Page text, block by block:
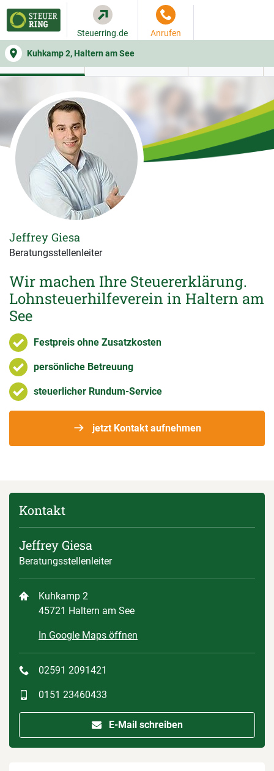
Kuhkamp 2, Haltern am See
Steuerring.de Anrufen
WER SIE BERÄT BEITRAGSRECHNER
Wir machen Ihre Steuererklärung.
Lohnsteuerhilfeverein in Haltern am
See
Festpreis ohne Zusatzkosten
persönliche Betreuung
steuerlicher Rundum-Service
jetzt Kontakt aufnehmen
Jeffrey Giesa
Beratungsstellenleiter
Kontakt
Jeffrey Giesa
Beratungsstellenleiter
Kuhkamp 2
45721 Haltern am See
In Google Maps öffnen
02591 2091421
0151 23460433
E-Mail schreiben